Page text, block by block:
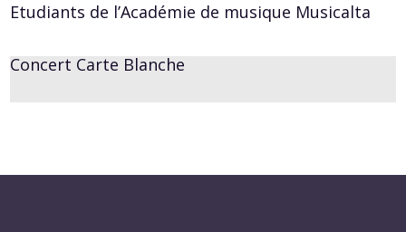
Etudiants de l’Académie de musique Musicalta
Concert Carte Blanche